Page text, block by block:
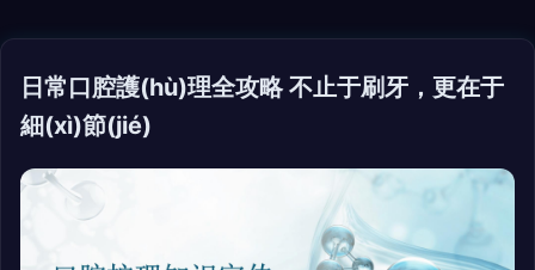
日常口腔護(hù)理全攻略 不止于刷牙，更在于
細(xì)節(jié)